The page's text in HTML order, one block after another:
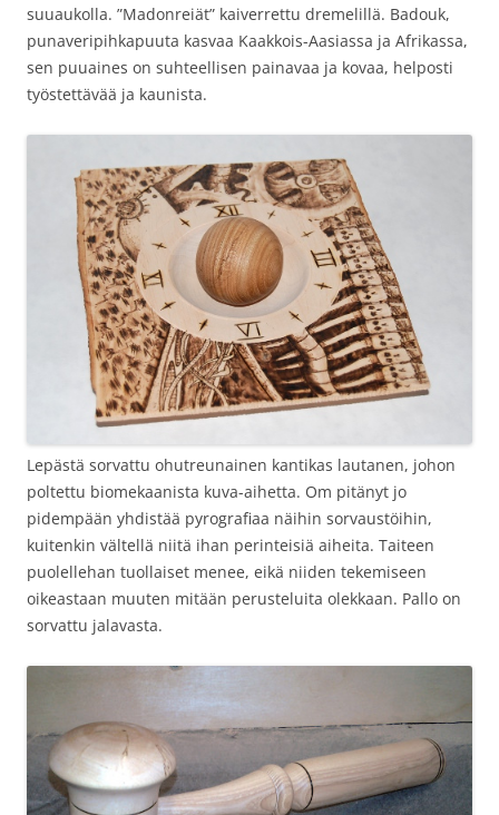
suuaukolla. ”Madonreiät” kaiverrettu dremelillä. Badouk,
punaveripihkapuuta kasvaa Kaakkois-Aasiassa ja Afrikassa,
sen puuaines on suhteellisen painavaa ja kovaa, helposti
työstettävää ja kaunista.
Lepästä sorvattu ohutreunainen kantikas lautanen, johon
poltettu biomekaanista kuva-aihetta. Om pitänyt jo
pidempään yhdistää pyrografiaa näihin sorvaustöihin,
kuitenkin vältellä niitä ihan perinteisiä aiheita. Taiteen
puolellehan tuollaiset menee, eikä niiden tekemiseen
oikeastaan muuten mitään perusteluita olekkaan. Pallo on
sorvattu jalavasta.